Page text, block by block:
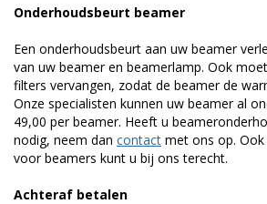
Onderhoudsbeurt beamer
Een onderhoudsbeurt aan uw beamer
van uw beamer en beamerlamp. Ook
filters vervangen, zodat de beamer de
Onze specialisten kunnen uw beamer al
49,00 per beamer. Heeft u
nodig, neem dan contact met ons op.
voor beamers kunt u bij ons terecht.
Achteraf betalen